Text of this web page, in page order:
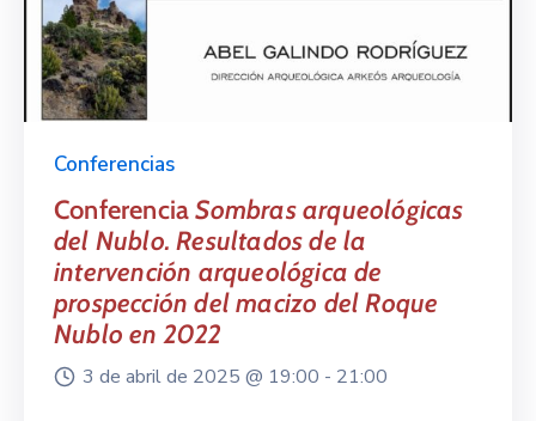
Conferencias
ConferenciaSombras arqueológicas
del Nublo. Resultados de la
intervención arqueológica de
prospección del macizo del Roque
Nublo en 2022
3 de abril de 2025 @ 19:00 - 21:00